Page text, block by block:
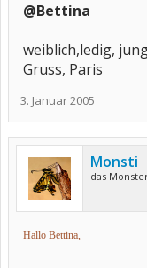
@Bettina
weiblich,ledig,
Gruss, Paris
3. Januar 2005
Monsti
das
Hallo Bettina,